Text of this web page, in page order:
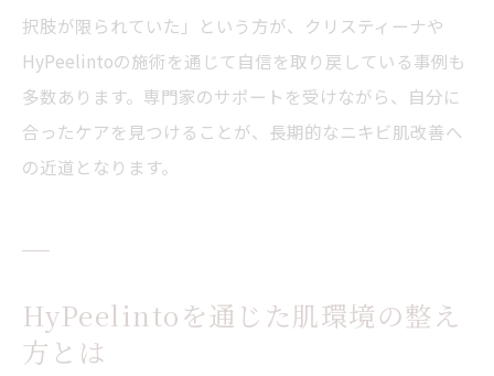
択肢が限られていた」という方が、クリスティーナや
HyPeelintoの施術を通じて自信を取り戻している事例も
多数あります。専門家のサポートを受けながら、自分に
合ったケアを見つけることが、長期的なニキビ肌改善へ
の近道となります。
HyPeelintoを通じた肌環境の整え
方とは